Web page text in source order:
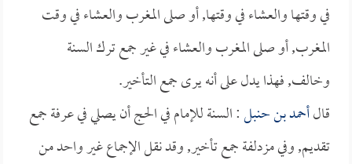
في وقتها والعشاء في وقتها, أو صلى المغرب والعشاء في وقت
المغرب, أو صلى المغرب والعشاء في غير جمع ترك السنة
وخالف, فهذا يدل على أنه يرى جمع التأخير.
قالأحمد بن حنبل: السنة للإمام في الحج أن يصلي في عرفة جمع
تقديم, وفي مزدلفة جمع تأخير, وقد نقل الإجماع غير واحد من